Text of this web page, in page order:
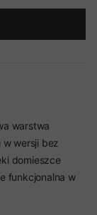
warstwa
w wersji bez
domieszce
funkcjonalna w